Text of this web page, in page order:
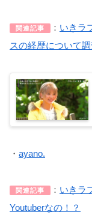
関連記事 ： いきラ
スの経歴について調
・ ayano.
関連記事 ： いきラ
Youtuberなの！？